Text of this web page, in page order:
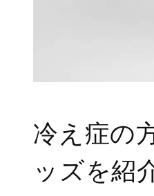
冷え症の
ッズを紹